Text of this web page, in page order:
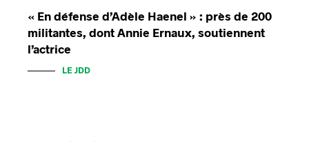
« En défense d’Adèle Haenel » : près de 200
militantes, dont Annie Ernaux, soutiennent
l’actrice
LE JDD